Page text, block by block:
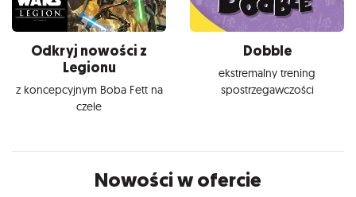
Odkryj nowości z
Legionu
z koncepcyjnym Boba Fett na
czele
Dobble
ekstremalny trening
spostrzegawczości
Nowości w ofercie